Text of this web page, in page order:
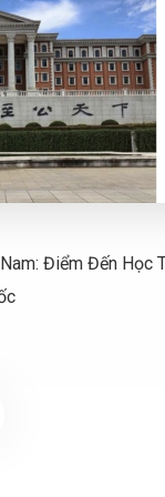
Điểm Đến Học